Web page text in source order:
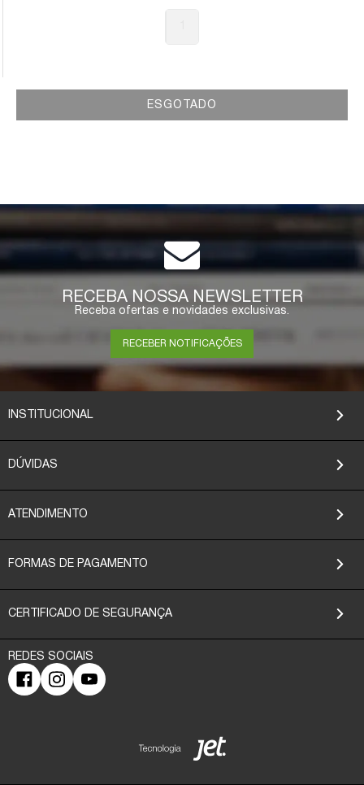
ESGOTADO
RECEBA NOSSA NEWSLETTER
Receba ofertas e novidades exclusivas.
RECEBER NOTIFICAÇÕES
INSTITUCIONAL
DÚVIDAS
ATENDIMENTO
FORMAS DE PAGAMENTO
CERTIFICADO DE SEGURANÇA